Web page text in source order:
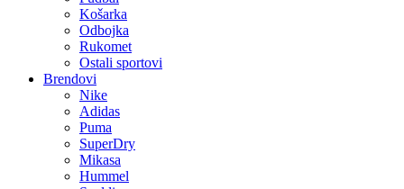
Košarka
Odbojka
Rukomet
Ostali sportovi
Brendovi
Nike
Adidas
Puma
SuperDry
Mikasa
Hummel